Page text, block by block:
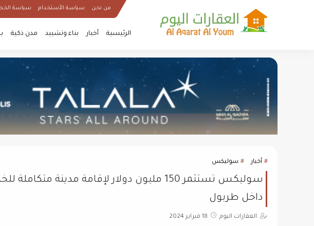
من نحن سياسة الأستخدام سياسة
الرئيسية أخبار بناء وتشييد مدن ذكية
أخبار سوليكس
سوليكس تستثمر 150 مليون دولار لإقامة مدينة
داخل طربول
العقارات اليوم 18 فبراير 2024